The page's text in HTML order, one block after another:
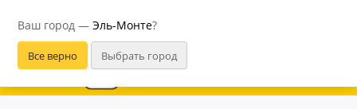
Ваш город — Эль-Монте?
В приложении удобнее